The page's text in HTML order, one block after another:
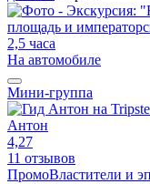
2,5 часа
На автомобиле
Мини-группа
Антон
4,27
11 отзывов
ПромоВластители и